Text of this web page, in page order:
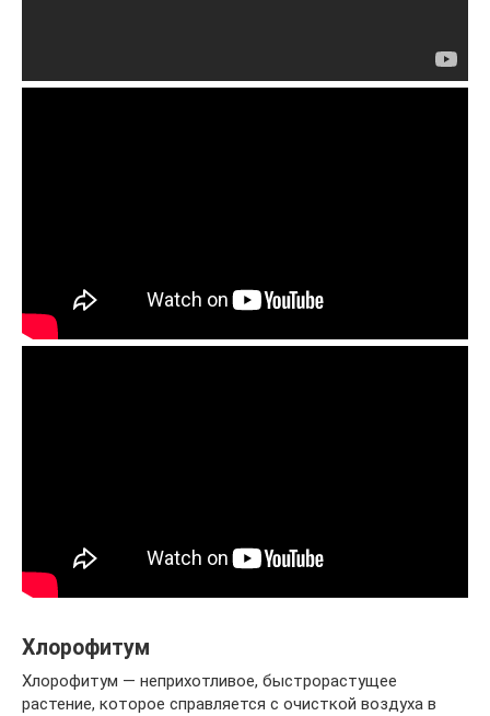
Хлорофитум
Хлорофитум — неприхотливое, быстрорастущее
растение, которое справляется с очисткой воздуха в